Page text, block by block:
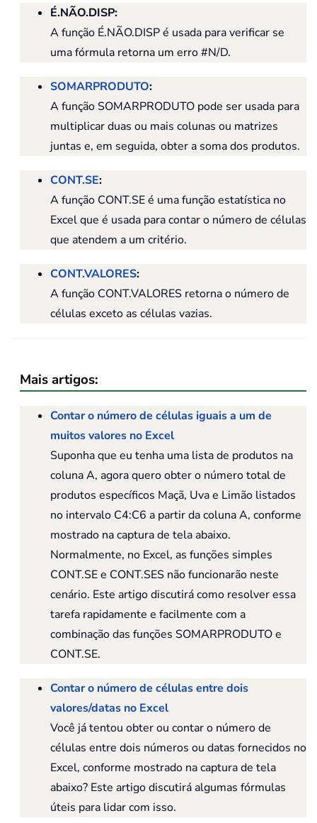
É.NÃO.DISP:
A função É.NÃO.DISP é usada para verificar se
uma fórmula retorna um erro #N/D.
SOMARPRODUTO:
A função SOMARPRODUTO pode ser usada para
multiplicar duas ou mais colunas ou matrizes
juntas e, em seguida, obter a soma dos produtos.
CONT.SE:
A função CONT.SE é uma função estatística no
Excel que é usada para contar o número de células
que atendem a um critério.
CONT.VALORES:
A função CONT.VALORES retorna o número de
células exceto as células vazias.
Mais artigos:
Contar o número de células iguais a um de
muitos valores no Excel
Suponha que eu tenha uma lista de produtos na
coluna A, agora quero obter o número total de
produtos específicos Maçã, Uva e Limão listados
no intervalo C4:C6 a partir da coluna A, conforme
mostrado na captura de tela abaixo.
Normalmente, no Excel, as funções simples
CONT.SE e CONT.SES não funcionarão neste
cenário. Este artigo discutirá como resolver essa
tarefa rapidamente e facilmente com a
combinação das funções SOMARPRODUTO e
CONT.SE.
Contar o número de células entre dois
valores/datas no Excel
Você já tentou obter ou contar o número de
células entre dois números ou datas fornecidos no
Excel, conforme mostrado na captura de tela
abaixo? Este artigo discutirá algumas fórmulas
úteis para lidar com isso.